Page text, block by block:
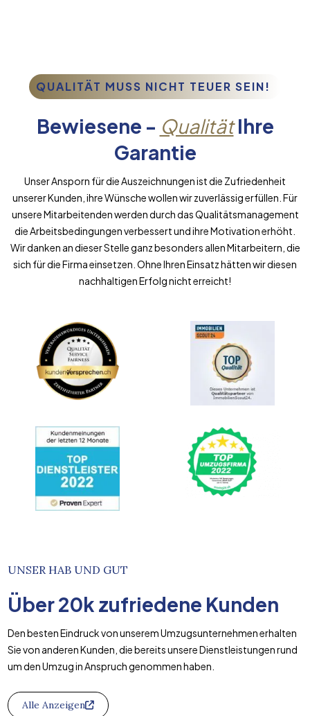
QUALITÄT MUSS NICHT TEUER SEIN!
Bewiesene - QualitätIhre
Garantie
Unser Ansporn für die Auszeichnungen ist die Zufriedenheit
unserer Kunden, ihre Wünsche wollen wir zuverlässig erfüllen. Für
unsere Mitarbeitenden werden durch das Qualitätsmanagement
die Arbeitsbedingungen verbessert und ihre Motivation erhöht.
Wir danken an dieser Stelle ganz besonders allen Mitarbeitern, die
sich für die Firma einsetzen. Ohne Ihren Einsatz hätten wir diesen
nachhaltigen Erfolg nicht erreicht!
UNSER HAB UND GUT
Über20k zufriedene Kunden
Den besten Eindruck von unserem Umzugsunternehmen erhalten
Sie von anderen Kunden, die bereits unsere Dienstleistungen rund
um den Umzug in Anspruch genommen haben.
Alle Anzeigen